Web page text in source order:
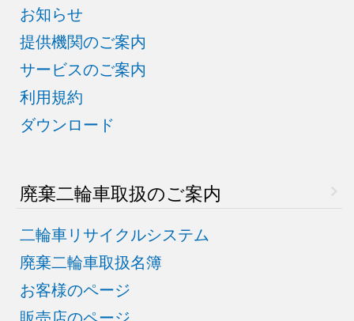
お知らせ
提供機関のご案内
サービスのご案内
利用規約
ダウンロード
廃棄二輪車取扱のご案内
二輪車リサイクルシステム
廃棄二輪車取扱名簿
お客様のページ
販売店のページ